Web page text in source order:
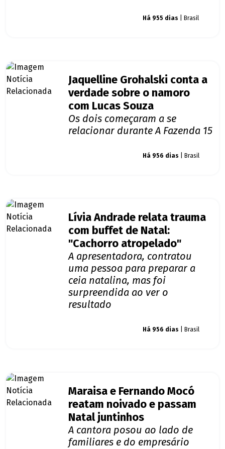
Há 955 dias | Brasil
Jaquelline Grohalski conta a
verdade sobre o namoro
com Lucas Souza
Os dois começaram a se
relacionar durante A Fazenda 15
Há 956 dias | Brasil
Lívia Andrade relata trauma
com buffet de Natal:
"Cachorro atropelado"
A apresentadora, contratou
uma pessoa para preparar a
ceia natalina, mas foi
surpreendida ao ver o
resultado
Há 956 dias | Brasil
Maraisa e Fernando Mocó
reatam noivado e passam
Natal juntinhos
A cantora posou ao lado de
familiares e do empresário